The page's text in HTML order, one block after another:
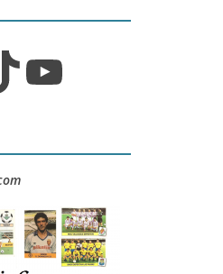
YouTube